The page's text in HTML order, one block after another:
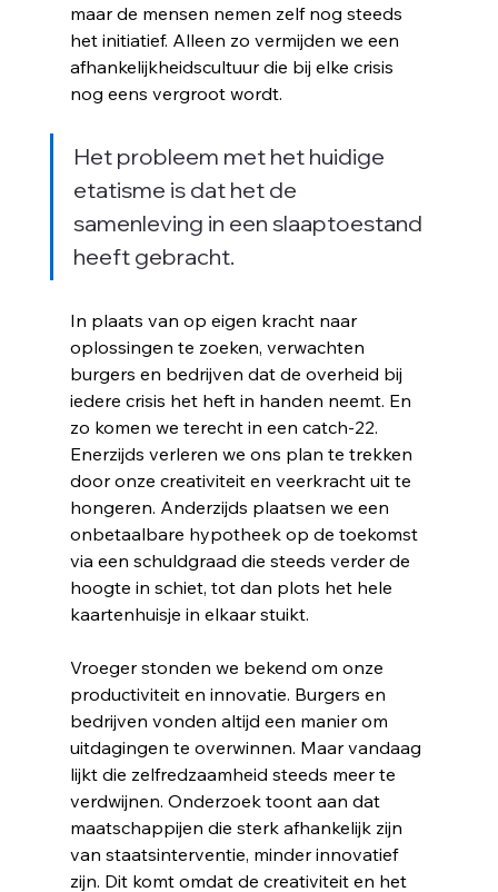
m
ijn
maar de mensen nemen zelf nog steeds
het initiatief. Alleen zo vermijden we een
afhankelijkheidscultuur die bij elke crisis
nog eens vergroot wordt.
Het probleem met het huidige
etatisme is dat het de
samenleving in een slaaptoestand
heeft gebracht.
In plaats van op eigen kracht naar
oplossingen te zoeken, verwachten
burgers en bedrijven dat de overheid bij
iedere crisis het heft in handen neemt. En
zo komen we terecht in een catch-22.
Enerzijds verleren we ons plan te trekken
door onze creativiteit en veerkracht uit te
hongeren. Anderzijds plaatsen we een
onbetaalbare hypotheek op de toekomst
via een schuldgraad die steeds verder de
hoogte in schiet, tot dan plots het hele
kaartenhuisje in elkaar stuikt.
Vroeger stonden we bekend om onze
productiviteit en innovatie. Burgers en
bedrijven vonden altijd een manier om
uitdagingen te overwinnen. Maar vandaag
lijkt die zelfredzaamheid steeds meer te
verdwijnen. Onderzoek toont aan dat
maatschappijen die sterk afhankelijk zijn
van staatsinterventie, minder innovatief
zijn. Dit komt omdat de creativiteit en het